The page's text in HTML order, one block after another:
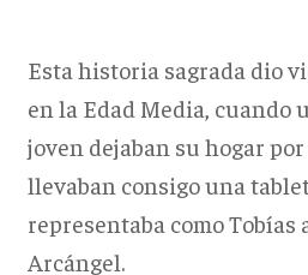
Esta historia sagrada dio
en la Edad Media, cuando
joven dejaban su hogar
llevaban consigo una
representaba como Tobías
Arcángel.